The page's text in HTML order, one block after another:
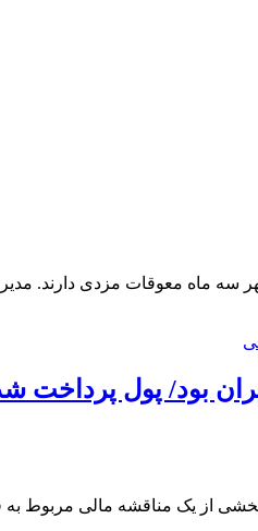
مزدی کارگران نساجی قائمشهر پرداخت شدکارگران کارخانه
نبود، حق ایران بود/
شده به ایران بخشی از یک مناقشه